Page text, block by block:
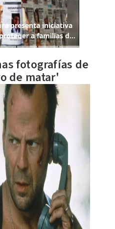
fotografías de
de matar'